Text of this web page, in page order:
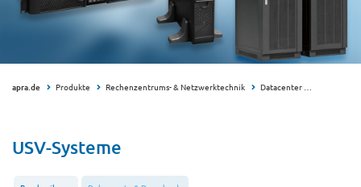
apra.de Produkte Rechenzentrums- & Netzwerktechnik Datacenter
USV-Systeme